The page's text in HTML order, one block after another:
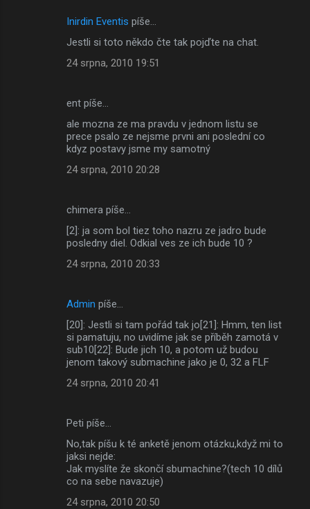
Inirdin Eventis píše…
Jestli si toto někdo čte tak pojďte na chat.
24 srpna, 2010 19:51
ent píše…
ale mozna ze ma pravdu v jednom listu se
prece psalo ze nejsme prvni ani poslední co
kdyz postavy jsme my samotný
24 srpna, 2010 20:28
chimera píše…
[2]: ja som bol tiez toho nazru ze jadro bude
posledny diel. Odkial ves ze ich bude 10 ?
24 srpna, 2010 20:33
Admin píše…
[20]: Jestli si tam pořád tak jo[21]: Hmm, ten list
si pamatuju, no uvidíme jak se příběh zamotá v
sub10[22]: Bude jich 10, a potom už budou
jenom takový submachine jako je 0, 32 a FLF
24 srpna, 2010 20:41
Peti píše…
No,tak píšu k té anketě jenom otázku,když mi to
jaksi nejde:
Jak myslíte že skončí sbumachine?(tech 10 dílů
co na sebe navazuje)
24 srpna, 2010 20:50